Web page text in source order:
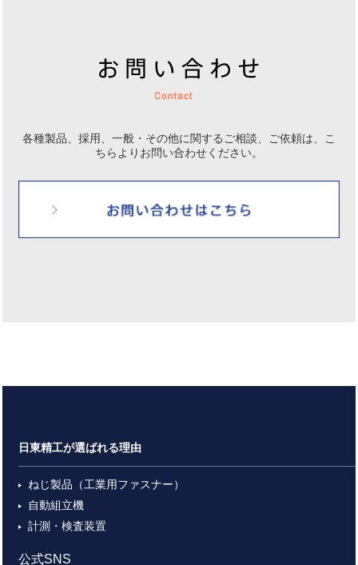
各種製品、採用、一般・その他に関するご相談、ご依頼は、
こ
ちらよりお問い合わせください。
日東精工が選ばれる理由
ねじ製品（工業用ファスナー）
自動組立機
計測・検査装置
公式SNS